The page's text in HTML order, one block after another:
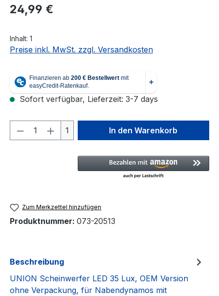
Regulärer Preis:
24,99 €
Inhalt: 1
Preise inkl. MwSt. zzgl. Versandkosten
Sofort verfügbar, Lieferzeit: 3-7 days
Produkt Anzahl: Gib den
1 In den Warenkorb
Zum Merkzettel hinzufügen
Produktnummer: 073-20513
Beschreibung
UNION Scheinwerfer LED 35 Lux, OEM Version
ohne Verpackung, für Nabendynamos mit